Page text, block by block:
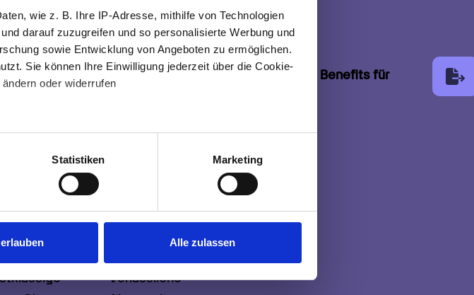
wie z. B. Ihre IP-Adresse, mithilfe von Technologien
darauf zuzugreifen und so personalisierte Werbung und
sowie Entwicklung von Angeboten zu ermöglichen.
Sie können Ihre Einwilligung jederzeit über die Cookie-
oder widerrufen
bis auf einige Meter genau sein können
(Fingerprinting) identifizieren
werden, und legen Sie Ihre Präferenzen imAbschnitt
Funktionen für soziale Medien anbieten zu können
wir Informationen zu Ihrer Verwendung unserer
weiter. Unsere Partner führen diese Informationen
Statistiken Marketing
Alle zulassen
du bei Promedis24 von einer ganzen Menge Benefits für
Verlässliche